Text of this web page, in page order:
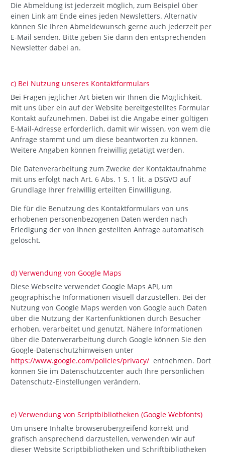
Die Abmeldung ist jederzeit möglich, zum Beispiel über
einen Link am Ende eines jeden Newsletters. Alternativ
können Sie Ihren Abmeldewunsch gerne auch jederzeit per
E-Mail senden. Bitte geben Sie dann den entsprechenden
Newsletter dabei an.
c) Bei Nutzung unseres Kontaktformulars
Bei Fragen jeglicher Art bieten wir Ihnen die Möglichkeit,
mit uns über ein auf der Website bereitgestelltes Formular
Kontakt aufzunehmen. Dabei ist die Angabe einer gültigen
E-Mail-Adresse erforderlich, damit wir wissen, von wem die
Anfrage stammt und um diese beantworten zu können.
Weitere Angaben können freiwillig getätigt werden.
Die Datenverarbeitung zum Zwecke der Kontaktaufnahme
mit uns erfolgt nach Art. 6 Abs. 1 S. 1 lit. a DSGVO auf
Grundlage Ihrer freiwillig erteilten Einwilligung.
Die für die Benutzung des Kontaktformulars von uns
erhobenen personenbezogenen Daten werden nach
Erledigung der von Ihnen gestellten Anfrage automatisch
gelöscht.
d) Verwendung von Google Maps
Diese Webseite verwendet Google Maps API, um
geographische Informationen visuell darzustellen. Bei der
Nutzung von Google Maps werden von Google auch Daten
über die Nutzung der Kartenfunktionen durch Besucher
erhoben, verarbeitet und genutzt. Nähere Informationen
über die Datenverarbeitung durch Google können Sie den
Google-Datenschutzhinweisen unter
https://www.google.com/policies/privacy/ entnehmen. Dort
können Sie im Datenschutzcenter auch Ihre persönlichen
Datenschutz-Einstellungen verändern.
e) Verwendung von Scriptbibliotheken (Google Webfonts)
Um unsere Inhalte browserübergreifend korrekt und
grafisch ansprechend darzustellen, verwenden wir auf
dieser Website Scriptbibliotheken und Schriftbibliotheken